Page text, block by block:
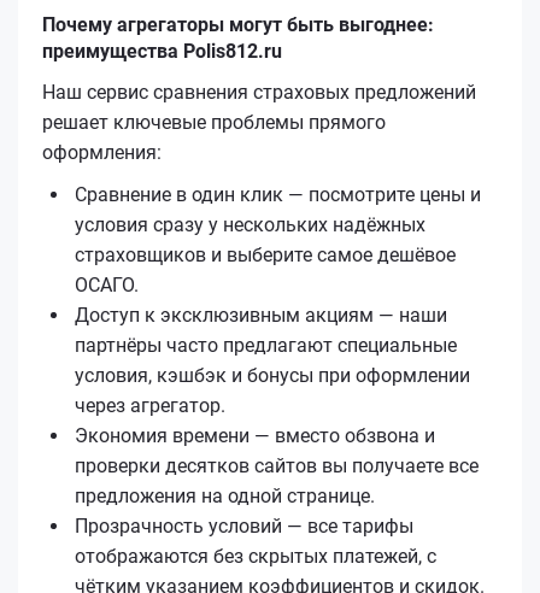
Почему агрегаторы могут быть выгоднее:
преимущества Polis812.ru
Наш сервис сравнения страховых предложений
решает ключевые проблемы прямого
оформления:
Сравнение в один клик — посмотрите цены и
условия сразу у нескольких надёжных
страховщиков и выберите самое дешёвое
ОСАГО.
Доступ к эксклюзивным акциям — наши
партнёры часто предлагают специальные
условия, кэшбэк и бонусы при оформлении
через агрегатор.
Экономия времени — вместо обзвона и
проверки десятков сайтов вы получаете все
предложения на одной странице.
Прозрачность условий — все тарифы
отображаются без скрытых платежей, с
чётким указанием коэффициентов и скидок.